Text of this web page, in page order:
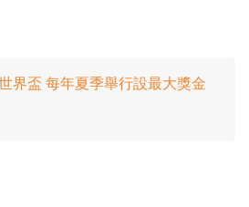
界盃 每年夏季舉行設最大獎金